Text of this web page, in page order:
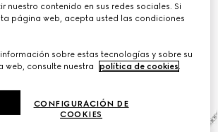
nuestro contenido en sus redes sociales. Si
página web, acepta usted las condiciones
sobre estas tecnologías y sobre su
web, consulte nuestra
política de cookies
CONFIGURACIÓN DE
COOKIES